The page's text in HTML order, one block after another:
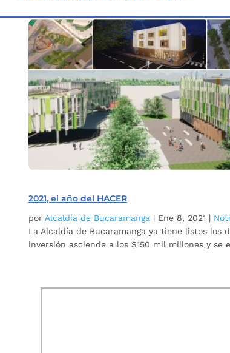
Inicio 5 Etiqueta: Infraestructura en
2021, el año del HACER
por Alcaldía de Bucaramanga | Ene 8, 2021 |
La Alcaldía de Bucaramanga ya tiene listos
inversión asciende a los $150 mil millones y